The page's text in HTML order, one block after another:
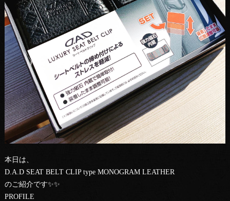
本日は、
D.A.D SEAT BELT CLIP type MONOGRAM LEATHER
のご紹介です✨✨
PROFILE